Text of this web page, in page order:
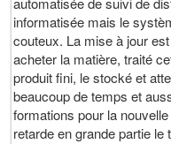
informatisée mais le
couteux. La mise à jour
acheter la matière, traité
produit fini, le stocké et
beaucoup de temps et
formations pour la
retarde en grande partie le